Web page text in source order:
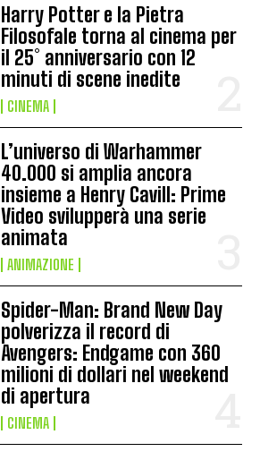
Harry Potter e la Pietra
Filosofale torna al cinema per
il 25° anniversario con 12
minuti di scene inedite
CINEMA
L’universo di Warhammer
40.000 si amplia ancora
insieme a Henry Cavill: Prime
Video svilupperà una serie
animata
ANIMAZIONE
Spider-Man: Brand New Day
polverizza il record di
Avengers: Endgame con 360
milioni di dollari nel weekend
di apertura
CINEMA